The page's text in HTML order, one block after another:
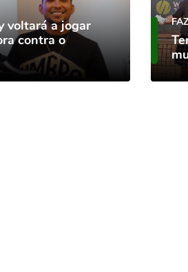
voltará a jogar
contra o